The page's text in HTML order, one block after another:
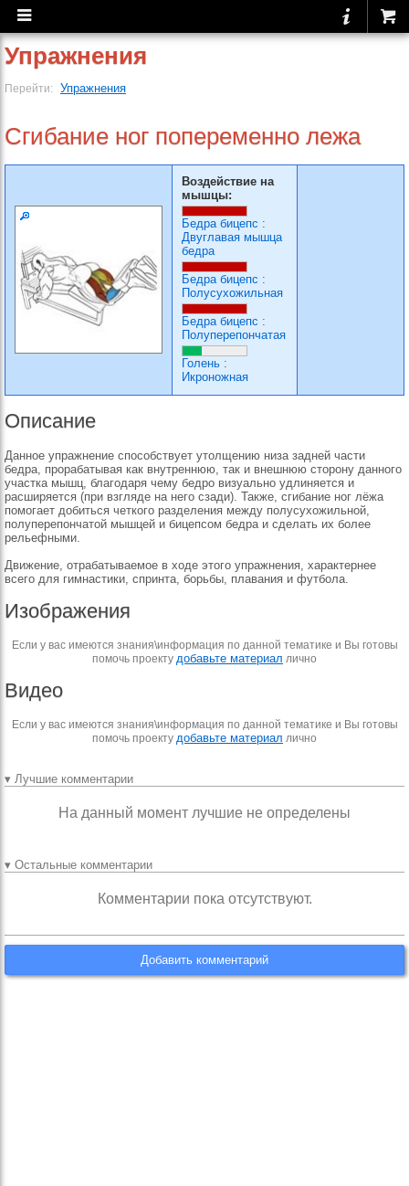
Упражнения
Перейти: Упражнения
Сгибание ног попеременно лежа
Воздействие на
мышцы:
Бедра бицепс :
Двуглавая мышца
бедра
Бедра бицепс :
Полусухожильная
Бедра бицепс :
Полуперепончатая
Голень :
Икроножная
Описание
Данное упражнение способствует утолщению низа задней части
бедра, прорабатывая как внутреннюю, так и внешнюю сторону данного
участка мышц, благодаря чему бедро визуально удлиняется и
расширяется (при взгляде на него сзади). Также, сгибание ног лёжа
помогает добиться четкого разделения между полусухожильной,
полуперепончатой мышцей и бицепсом бедра и сделать их более
рельефными.
Движение, отрабатываемое в ходе этого упражнения, характернее
всего для гимнастики, спринта, борьбы, плавания и футбола.
Изображения
Если у вас имеются знания\информация по данной тематике и Вы готовы
помочь проекту добавьте материал лично
Видео
Если у вас имеются знания\информация по данной тематике и Вы готовы
помочь проекту добавьте материал лично
▾ Лучшие комментарии
На данный момент лучшие не определены
▾ Остальные комментарии
Комментарии пока отсутствуют.
Добавить комментарий